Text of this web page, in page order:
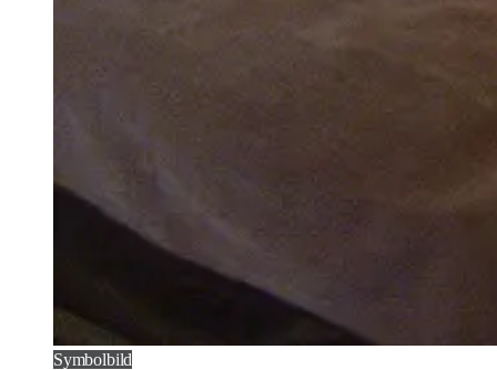
Symbolbild